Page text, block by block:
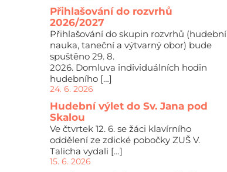
Přihlašování do rozvrhů
2026/2027
Přihlašování do skupin rozvrhů (hudební
nauka, taneční a výtvarný obor) bude
spuštěno 29. 8.
2026. Domluva individuálních hodin
hudebního […]
24. 6. 2026
Hudební výlet do Sv. Jana pod
Skalou
Ve čtvrtek 12. 6. se žáci klavírního
oddělení ze zdické pobočky ZUŠ V.
Talicha vydali […]
15. 6. 2026